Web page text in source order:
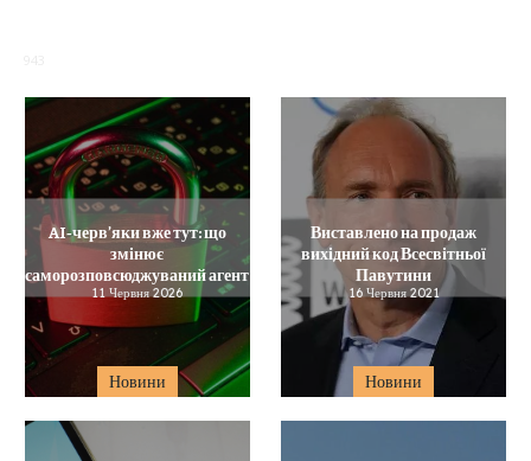
Новини
AI‑черв’яки вже тут: що
змінює
саморозповсюджуваний агент
11 Червня 2026
Новини
Виставлено на продаж
вихідний код Всесвітньої
Павутини
16 Червня 2021